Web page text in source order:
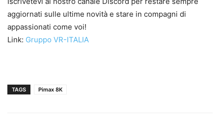
aggiornati sulle ultime novità e stare in compagni di
appassionati come voi!
Link: Gruppo VR-ITALIA
TAGS Pimax 8K